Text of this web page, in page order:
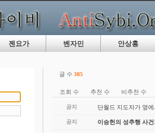
젠요가 벤자민 안상홍
글 수 385
조회 수 추천 수 비추천 수
공지 단월드 지도자가 옆
공지 이승헌의 성추행 사